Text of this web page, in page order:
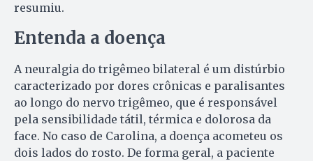
resumiu.
Entenda a doença
A neuralgia do trigêmeo bilateral é um distúrbio
caracterizado por dores crônicas e paralisantes
ao longo do nervo trigêmeo, que é responsável
pela sensibilidade tátil, térmica e dolorosa da
face. No caso de Carolina, a doença acometeu os
dois lados do rosto. De forma geral, a paciente